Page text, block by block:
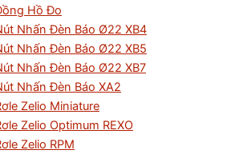
Hồ Đo
Nhấn Đèn Báo Ø22 XB4
Nhấn Đèn Báo Ø22 XB5
Nhấn Đèn Báo Ø22 XB7
Nhấn Đèn Báo XA2
Zelio Miniature
Zelio Optimum REXO
Zelio RPM